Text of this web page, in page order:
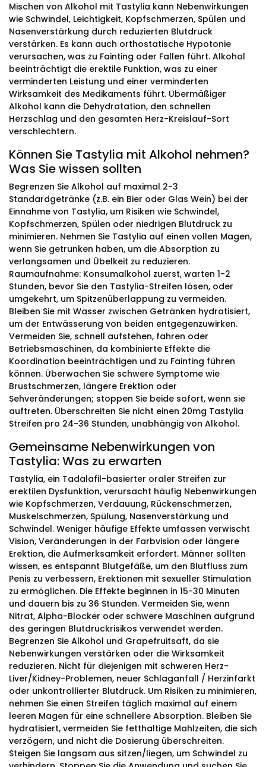
Mischen von Alkohol mit Tastylia kann Nebenwirkungen
wie Schwindel, Leichtigkeit, Kopfschmerzen, Spülen und
Nasenverstärkung durch reduzierten Blutdruck
verstärken. Es kann auch orthostatische Hypotonie
verursachen, was zu Fainting oder Fallen führt. Alkohol
beeinträchtigt die erektile Funktion, was zu einer
verminderten Leistung und einer verminderten
Wirksamkeit des Medikaments führt. Übermäßiger
Alkohol kann die Dehydratation, den schnellen
Herzschlag und den gesamten Herz-Kreislauf-Sort
verschlechtern.
Können Sie Tastylia mit Alkohol nehmen?
Was Sie wissen sollten
Begrenzen Sie Alkohol auf maximal 2-3
Standardgetränke (z.B. ein Bier oder Glas Wein) bei der
Einnahme von Tastylia, um Risiken wie Schwindel,
Kopfschmerzen, Spülen oder niedrigen Blutdruck zu
minimieren. Nehmen Sie Tastylia auf einen vollen Magen,
wenn Sie getrunken haben, um die Absorption zu
verlangsamen und Übelkeit zu reduzieren.
Raumaufnahme: Konsumalkohol zuerst, warten 1-2
Stunden, bevor Sie den Tastylia-Streifen lösen, oder
umgekehrt, um Spitzenüberlappung zu vermeiden.
Bleiben Sie mit Wasser zwischen Getränken hydratisiert,
um der Entwässerung von beiden entgegenzuwirken.
Vermeiden Sie, schnell aufstehen, fahren oder
Betriebsmaschinen, da kombinierte Effekte die
Koordination beeinträchtigen und zu Fainting führen
können. Überwachen Sie schwere Symptome wie
Brustschmerzen, längere Erektion oder
Sehveränderungen; stoppen Sie beide sofort, wenn sie
auftreten. Überschreiten Sie nicht einen 20mg Tastylia
Streifen pro 24-36 Stunden, unabhängig von Alkohol.
Gemeinsame Nebenwirkungen von
Tastylia: Was zu erwarten
Tastylia, ein Tadalafil-basierter oraler Streifen zur
erektilen Dysfunktion, verursacht häufig Nebenwirkungen
wie Kopfschmerzen, Verdauung, Rückenschmerzen,
Muskelschmerzen, Spülung, Nasenverstärkung und
Schwindel. Weniger häufige Effekte umfassen verwischt
Vision, Veränderungen in der Farbvision oder längere
Erektion, die Aufmerksamkeit erfordert. Männer sollten
wissen, es entspannt Blutgefäße, um den Blutfluss zum
Penis zu verbessern, Erektionen mit sexueller Stimulation
zu ermöglichen. Die Effekte beginnen in 15-30 Minuten
und dauern bis zu 36 Stunden. Vermeiden Sie, wenn
Nitrat, Alpha-Blocker oder schwere Maschinen aufgrund
des geringen Blutdruckrisikos verwendet werden.
Begrenzen Sie Alkohol und Grapefruitsaft, da sie
Nebenwirkungen verstärken oder die Wirksamkeit
reduzieren. Nicht für diejenigen mit schweren Herz-
Liver/Kidney-Problemen, neuer Schlaganfall / Herzinfarkt
oder unkontrollierter Blutdruck. Um Risiken zu minimieren,
nehmen Sie einen Streifen täglich maximal auf einem
leeren Magen für eine schnellere Absorption. Bleiben Sie
hydratisiert, vermeiden Sie fetthaltige Mahlzeiten, die sich
verzögern, und nicht die Dosierung überschreiten.
Steigen Sie langsam aus sitzen/liegen, um Schwindel zu